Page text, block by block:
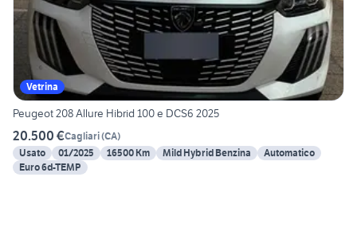
Vetrina
Peugeot 208 Allure Hibrid 100 e DCS6 2025
20.500 €Cagliari(CA)
Usato
01/2025 16500 Km Mild Hybrid Benzina
Automatico
Euro 6d-TEMP